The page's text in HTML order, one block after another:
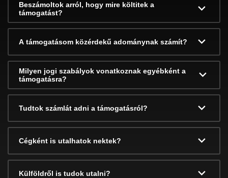
Beszámoltok arról, hogy mire költitek a
támogatást?
A támogatásom közérdekű adománynak számít?
Milyen jogi szabályok vonatkoznak egyébként a
támogatásra?
Tudtok számlát adni a támogatásról?
Cégként is utalhatok nektek?
Külföldről is tudok utalni?